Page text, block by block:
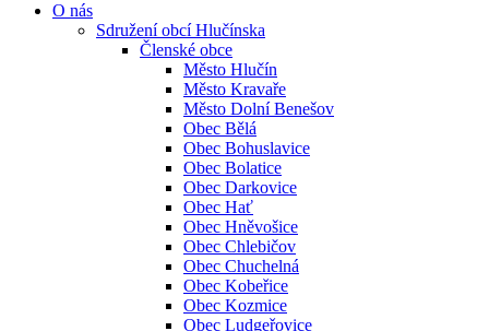
O nás
Sdružení obcí Hlučínska
Členské obce
Město Hlučín
Město Kravaře
Město Dolní Benešov
Obec Bělá
Obec Bohuslavice
Obec Bolatice
Obec Darkovice
Obec Hať
Obec Hněvošice
Obec Chlebičov
Obec Chuchelná
Obec Kobeřice
Obec Kozmice
Obec Ludgeřovice